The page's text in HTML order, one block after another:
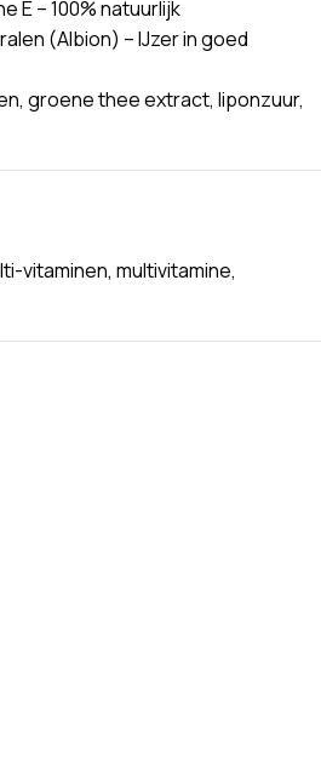
E – 100% natuurlijk
(Albion) – IJzer in goed
groene thee extract, liponzuur,
vitaminen, multivitamine,